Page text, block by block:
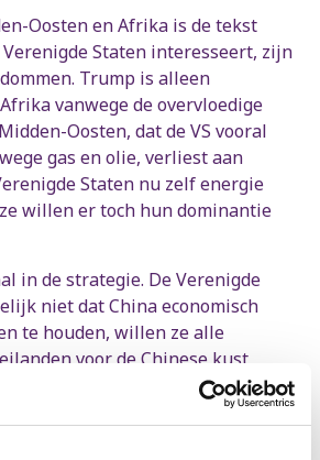
Oosten en Afrika is de tekst
Verenigde Staten interesseert, zijn
Trump is alleen
vanwege de overvloedige
Oosten, dat de VS vooral
gas en olie, verliest aan
Staten nu zelf energie
willen er toch hun dominantie
in de strategie. De Verenigde
niet dat China economisch
te houden, willen ze alle
voor de Chinese kust
Ook hier is toegang tot
De Amerikaanse dreiging is